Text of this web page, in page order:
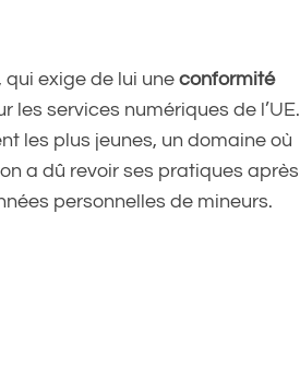
qui exige de lui une conformité
services numériques de l’UE.
les plus jeunes, un domaine où
a dû revoir ses pratiques après
personnelles de mineurs.